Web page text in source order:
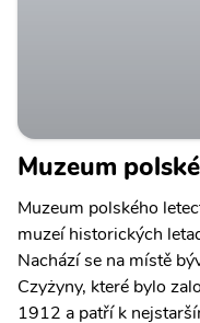
Muzeum
Muzeum polského
muzeí historických
Nachází se na místě
Czyżyny, které bylo
1912 a patří k